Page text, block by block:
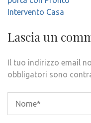
Intervento Casa
Lascia un
Il tuo indirizzo email
obbligatori sono